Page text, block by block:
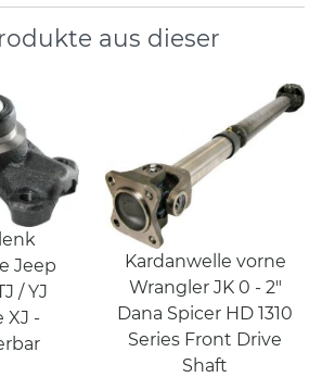
aus dieser
Jeep
/ YJ
XJ -
Kardanwelle vorne
Wrangler JK 0 - 2"
Dana Spicer HD 1310
Series Front Drive
Shaft